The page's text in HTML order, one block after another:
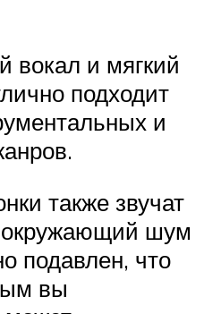
вокал и мягкий
подходит
и
также звучат
окружающий шум
подавлен, что
вы